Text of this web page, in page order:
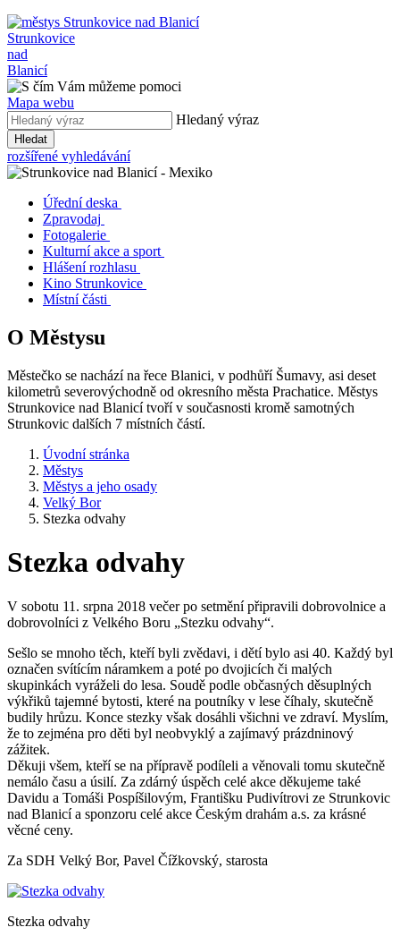
Strunkovice
nad
Blanicí
Mapa webu
Hledaný výraz
Hledat
rozšířené vyhledávání
Úřední deska
Zpravodaj
Fotogalerie
Kulturní akce a sport
Hlášení rozhlasu
Kino Strunkovice
Místní části
O Městysu
Městečko se nachází na řece Blanici, v podhůří Šumavy, asi deset
kilometrů severovýchodně od okresního města Prachatice. Městys
Strunkovice nad Blanicí tvoří v současnosti kromě samotných
Strunkovic dalších 7 místních částí.
Úvodní stránka
Městys
Městys a jeho osady
Velký Bor
Stezka odvahy
Stezka odvahy
V sobotu 11. srpna 2018 večer po setmění připravili dobrovolnice a
dobrovolníci z Velkého Boru „Stezku odvahy“.
Sešlo se mnoho těch, kteří byli zvědavi, i dětí bylo asi 40. Každý byl
označen svítícím náramkem a poté po dvojicích či malých
skupinkách vyráželi do lesa. Soudě podle občasných děsuplných
výkřiků tajemné bytosti, které na poutníky v lese číhaly, skutečně
budily hrůzu. Konce stezky však dosáhli všichni ve zdraví. Myslím,
že to zejména pro děti byl neobvyklý a zajímavý prázdninový
zážitek.
Děkuji všem, kteří se na přípravě podíleli a věnovali tomu skutečně
nemálo času a úsilí. Za zdárný úspěch celé akce děkujeme také
Davidu a Tomáši Pospíšilovým, Františku Pudivítrovi ze Strunkovic
nad Blanicí a sponzoru celé akce Českým drahám a.s. za krásné
věcné ceny.
Za SDH Velký Bor, Pavel Čížkovský, starosta
Stezka odvahy